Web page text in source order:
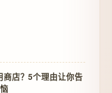
商店？5个理由让你告